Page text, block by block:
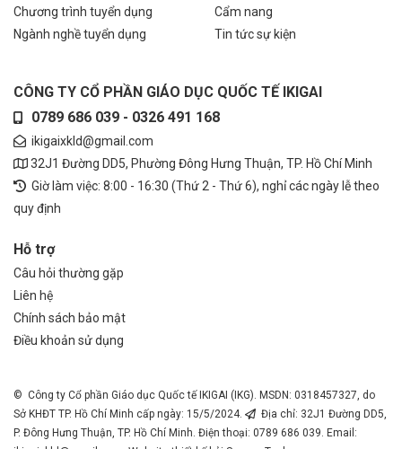
Chương trình tuyển dụng
Ngành nghề tuyển dụng
Cẩm nang
Tin tức sự kiện
CÔNG TY CỔ PHẦN GIÁO DỤC QUỐC TẾ IKIGAI
0789 686 039 - 0326 491 168
ikigaixkld@gmail.com
32J1 Đường DD5, Phường Đông Hưng Thuận, TP. Hồ Chí Minh
Giờ làm việc: 8:00 - 16:30 (Thứ 2 - Thứ 6), nghỉ các ngày lễ theo
quy định
Hỗ trợ
Câu hỏi thường gặp
Liên hệ
Chính sách bảo mật
Điều khoản sử dụng
© Công ty Cổ phần Giáo dục Quốc tế IKIGAI (IKG). MSDN: 0318457327, do
Sở KHĐT TP. Hồ Chí Minh cấp ngày: 15/5/2024.
Địa chỉ: 32J1 Đường DD5,
P. Đông Hưng Thuận, TP. Hồ Chí Minh. Điện thoại: 0789 686 039. Email: